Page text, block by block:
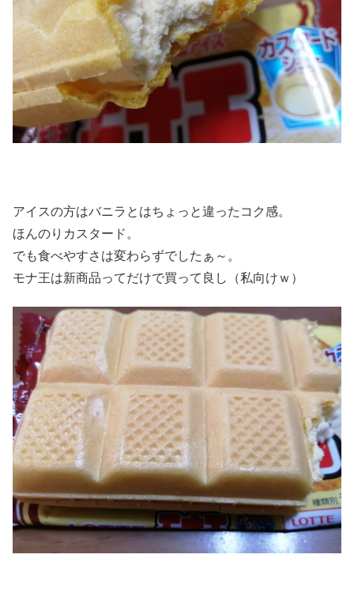
アイスの方はバニラとはちょっと違ったコク感。
ほんのりカスタード。
でも食べやすさは変わらずでしたぁ～。
モナ王は新商品ってだけで買って良し（私向けｗ）